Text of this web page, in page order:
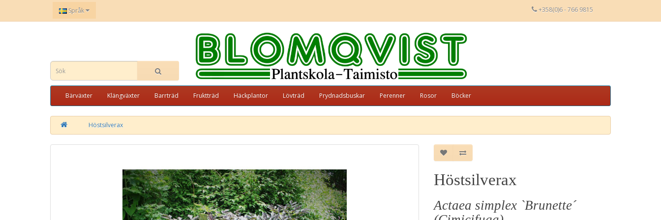
Språk +358(0)6 - 766 9815
Bärväxter Klängväxter Barrträd Fruktträd Häckplantor Lövträd Prydnadsbuskar Perenner Rosor Böcker
Höstsilverax
Höstsilverax
Actaea simplex `Brunette´